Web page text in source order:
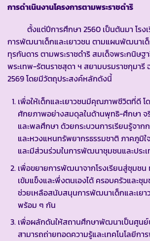
การดำเนินงานโครงการตามพระราชดำริ
ตั้งแต่ปีการศึกษา 2560 เป็นต้นมา โรงเ
การพัฒนาเด็กและเยาวชน ตามแผนพัฒนาเด็
ทุรกันดาร ตามพระราชดำริ สมเด็จพระกนิษฐ
พระเทพ-รัตนราชสุดา ฯ สยามบรมราชกุมารี
2569 โดยมีวัตถุประสงค์หลักดังนี้
เพื่อให้เด็กและเยาวชนมีคุณภาพชีวิตที่ดี
ศักยภาพอย่างสมดุลในด้านพุทธิ-ศึกษา
และพลศึกษา ด้วยกระบวนการเรียนรู้จา
และหวงแหนทรัพยากรธรรมชาติ ภาคภูมิใ
และมีส่วนร่วมในการพัฒนาชุมชนและประ
เพื่อขยายการพัฒนาจากโรงเรียนสู่ชุมชน
เข้มแข็งและพึ่งตนเองได้ ครอบครัวและ
ช่วยเหลือสนับสนุนการพัฒนาเด็กและเยาว
พร้อม ๆ กัน
เพื่อผลักดันให้สถานศึกษาพัฒนาเป็นศูนย์
สามารถถ่ายทอดความรู้และเทคโนโลยีก